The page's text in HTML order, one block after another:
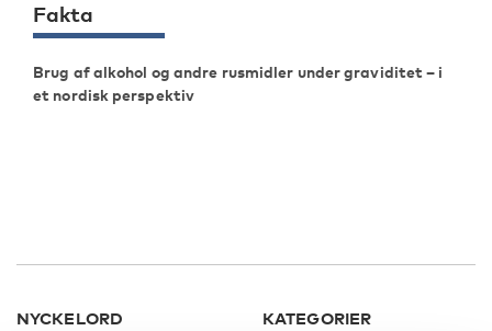
Fakta
Brug af alkohol og andre rusmidler under graviditet – i
et nordisk perspektiv
NYCKELORD KATEGORIER